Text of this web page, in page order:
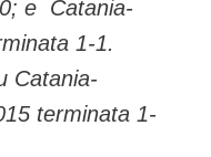
e Catania-
1-1.
Catania-
terminata 1-